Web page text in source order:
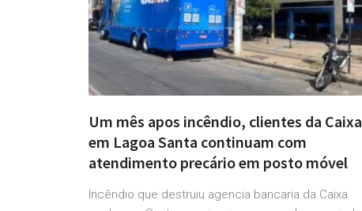
Um mês apos incêndio, clientes da Caixa
em Lagoa Santa continuam com
atendimento precário em posto móvel
Incêndio que destruiu agencia bancaria da Caixa